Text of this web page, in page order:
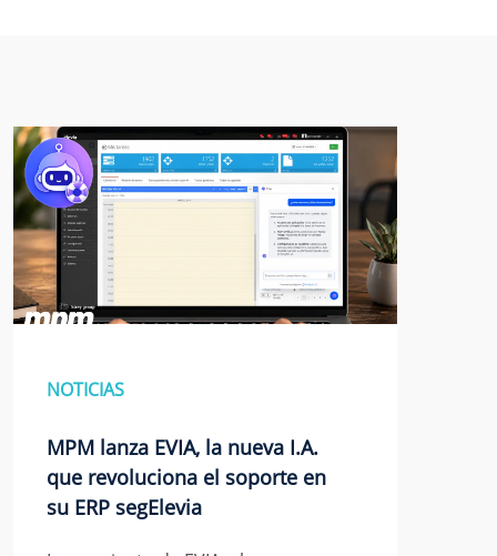
NOTICIAS
MPM lanza EVIA, la nueva I.A.
que revoluciona el soporte en
su ERP segElevia